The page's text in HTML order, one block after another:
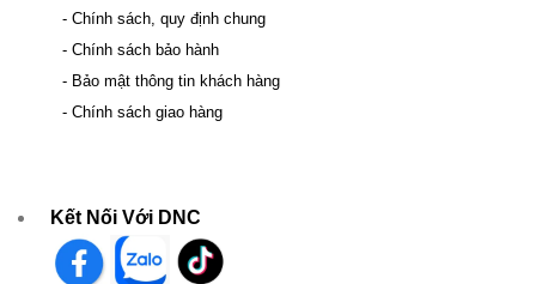
- Chính sách, quy định chung
- Chính sách bảo hành
- Bảo mật thông tin khách hàng
- Chính sách giao hàng
Kết Nối Với DNC